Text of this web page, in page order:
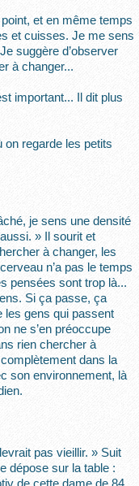
et en même temps
et cuisses. Je me sens
suggère d’observer
à changer...
important... Il dit plus
on regarde les petits
je sens une densité
» Il sourit et
à changer, les
n’a pas le temps
pensées sont trop là...
Si ça passe, ça
les gens qui passent
ne s’en préoccupe
rien chercher à
dans la
son environnement, là
pas vieillir. » Suit
dépose sur la table :
de cette dame de 84